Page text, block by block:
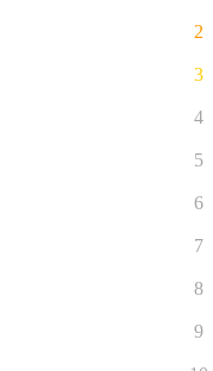
2
3
4
5
6
7
8
9